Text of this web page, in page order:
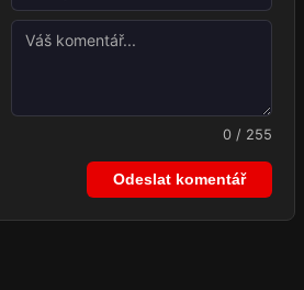
0 / 255
Odeslat komentář